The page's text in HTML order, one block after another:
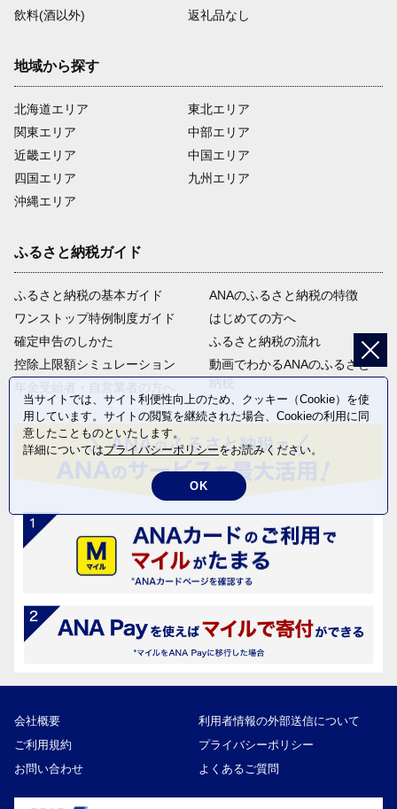
飲料(酒以外)
返礼品なし
地域から探す
北海道エリア
関東エリア
近畿エリア
四国エリア
沖縄エリア
東北エリア
中部エリア
中国エリア
九州エリア
ふるさと納税ガイド
ふるさと納税の基本ガイド
ワンストップ特例制度ガイド
確定申告のしかた
控除上限額シミュレーション
ANAのふるさと納税の特徴
はじめての方へ
ふるさと納税の流れ
動画でわかるANAのふるさと
会社概要
利用者情報の外部送信について
ご利用規約
プライバシーポリシー
お問い合わせ
よくあるご質問
当サイトでは、サイト利便性向上のため、クッキー（Cookie）を使
用しています。サイトの閲覧を継続された場合、Cookieの利用に同
意したことものといたします。
詳細についてはプライバシーポリシーをお読みください。
OK